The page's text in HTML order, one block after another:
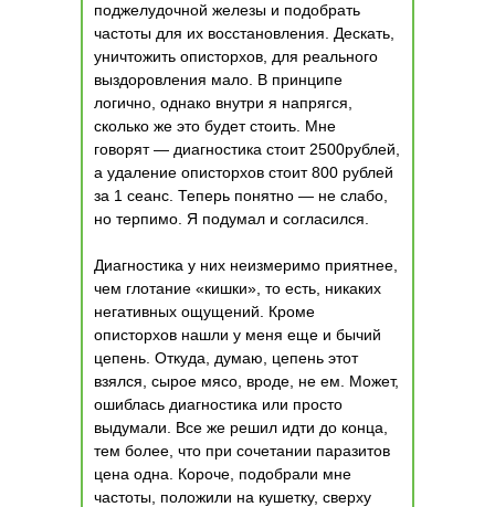
поджелудочной железы и подобрать
частоты для их восстановления. Дескать,
уничтожить описторхов, для реального
выздоровления мало. В принципе
логично, однако внутри я напрягся,
сколько же это будет стоить. Мне
говорят — диагностика стоит 2500рублей,
а удаление описторхов стоит 800 рублей
за 1 сеанс. Теперь понятно — не слабо,
но терпимо. Я подумал и согласился.
Диагностика у них неизмеримо приятнее,
чем глотание «кишки», то есть, никаких
негативных ощущений. Кроме
описторхов нашли у меня еще и бычий
цепень. Откуда, думаю, цепень этот
взялся, сырое мясо, вроде, не ем. Может,
ошиблась диагностика или просто
выдумали. Все же решил идти до конца,
тем более, что при сочетании паразитов
цена одна. Короче, подобрали мне
частоты, положили на кушетку, сверху